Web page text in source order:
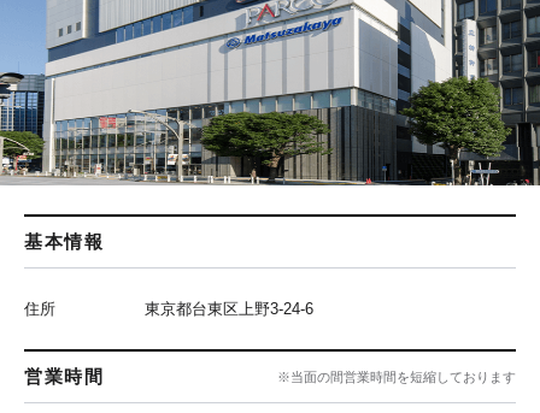
基本情報
住所 東京都台東区上野3-24-6
営業時間 ※当面の間営業時間を短縮しております